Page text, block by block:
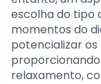
escolha do tipo
momentos do
potencializar
relaxamento,